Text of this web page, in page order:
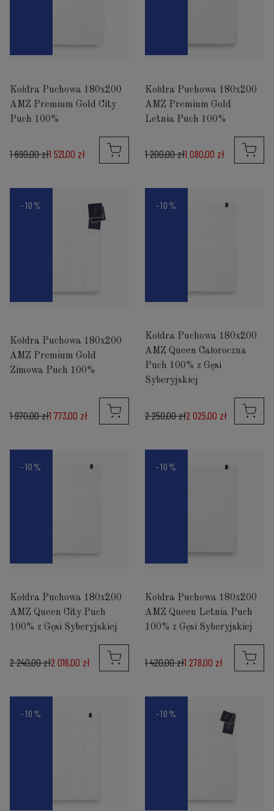
Kołdra Puchowa 180x200
AMZ Premium Gold City
Puch 100%
1 521,00 zł
1 690,00 zł
Kołdra Puchowa 180x200
AMZ Premium Gold
Letnia Puch 100%
1 080,00 zł
1 200,00 zł
-10%
Kołdra Puchowa 180x200
AMZ Premium Gold
Zimowa Puch 100%
1 773,00 zł
1 970,00 zł
-10%
Kołdra Puchowa 180x200
AMZ Queen Całoroczna
Puch 100% z Gęsi
Syberyjskiej
2 025,00 zł
2 250,00 zł
-10%
Kołdra Puchowa 180x200
AMZ Queen City Puch
100% z Gęsi Syberyjskiej
2 016,00 zł
2 240,00 zł
-10%
Kołdra Puchowa 180x200
AMZ Queen Letnia Puch
100% z Gęsi Syberyjskiej
1 278,00 zł
1 420,00 zł
-10% -10%